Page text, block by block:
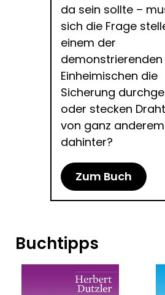
da sein sollte –
sich die Frage
einem der
demonstrierenden
Einheimischen die
Sicherung
oder stecken
von ganz
dahinter?
Zum Buch
Buchtipps